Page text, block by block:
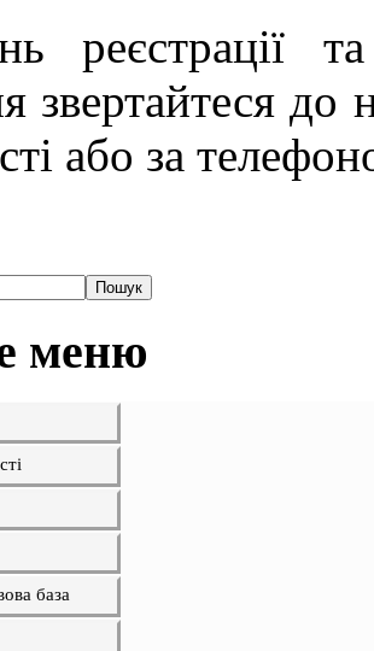
реєстрації
звертайтеся до
aбо за
меню
база